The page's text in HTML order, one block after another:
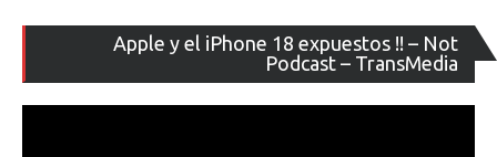
Apple y el iPhone 18 expuestos !! – Not
Podcast – TransMedia
de